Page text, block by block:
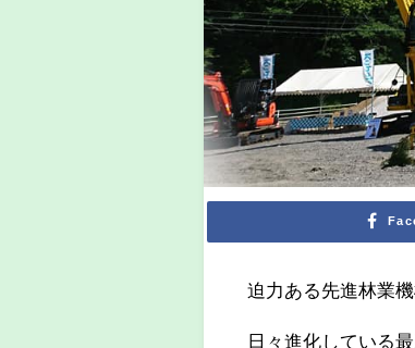
迫力ある先進林業
日々進化している